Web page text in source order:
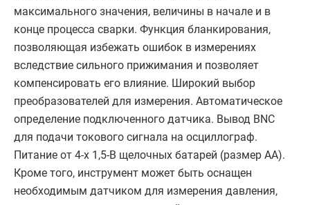
максимального значения, величины в начале и в
конце процесса сварки. Функция бланкирования,
позволяющая избежать ошибок в измерениях
вследствие сильного прижимания и позволяет
компенсировать его влияние. Широкий выбор
преобразователей для измерения. Автоматическое
определение подключенного датчика. Вывод BNC
для подачи токового сигнала на осциллограф.
Питание от 4-х 1,5-В щелочных батарей (размер АА).
Кроме того, инструмент может быть оснащен
необходимым датчиком для измерения давления,